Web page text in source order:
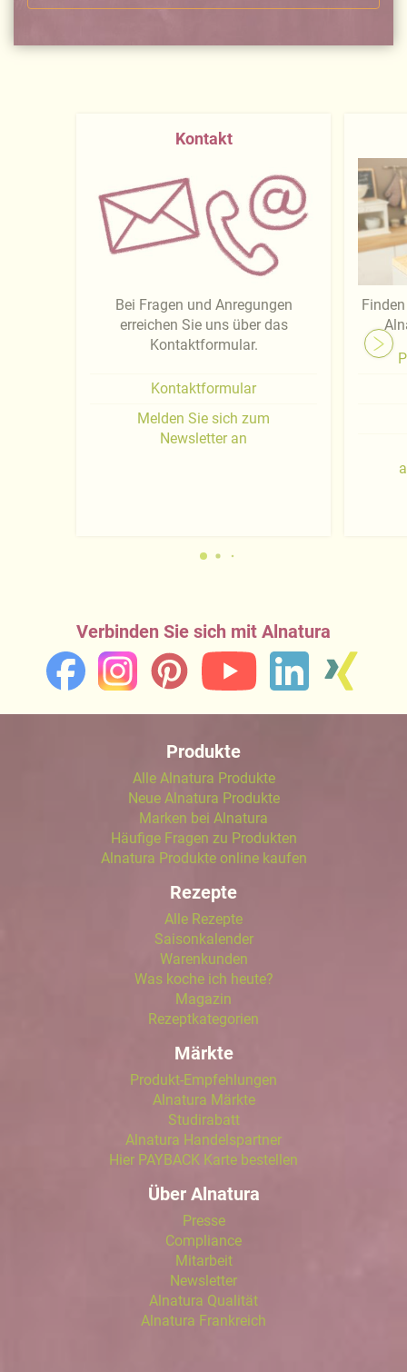
Kontakt
Bei Fragen und Anregungen
erreichen Sie uns über das
Kontaktformular.
Kontaktformular
Melden Sie sich zum
Newsletter an
Verbinden Sie sich mit Alnatura
Produkte
Alle Alnatura Produkte
Neue Alnatura Produkte
Marken bei Alnatura
Häufige Fragen zu Produkten
Alnatura Produkte online kaufen
Rezepte
Alle Rezepte
Saisonkalender
Warenkunden
Was koche ich heute?
Magazin
Rezeptkategorien
Märkte
Produkt-Empfehlungen
Alnatura Märkte
Studirabatt
Alnatura Handelspartner
Hier PAYBACK Karte bestellen
Über Alnatura
Presse
Compliance
Mitarbeit
Newsletter
Alnatura Qualität
Alnatura Frankreich